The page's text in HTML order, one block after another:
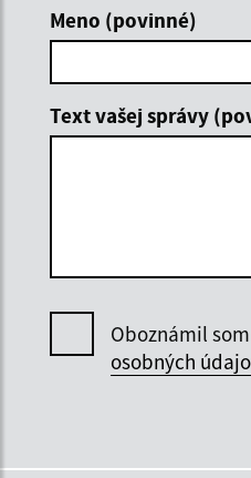
Meno (povinné)
Text vašej správy
Oboznámil
osobných